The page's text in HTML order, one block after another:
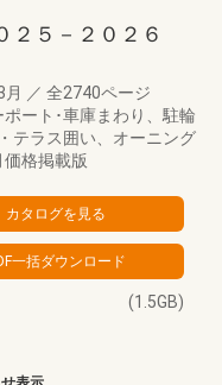
２５－２０２６
／ 全2740ページ
ート･車庫まわり、駐輪
テラス囲い、オーニング
格掲載版
(1.5GB)